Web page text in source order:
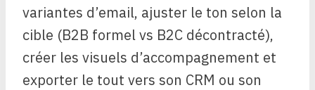
variantes d’email, ajuster le ton selon la
cible (B2B formel vs B2C décontracté),
créer les visuels d’accompagnement et
exporter le tout vers son CRM ou son